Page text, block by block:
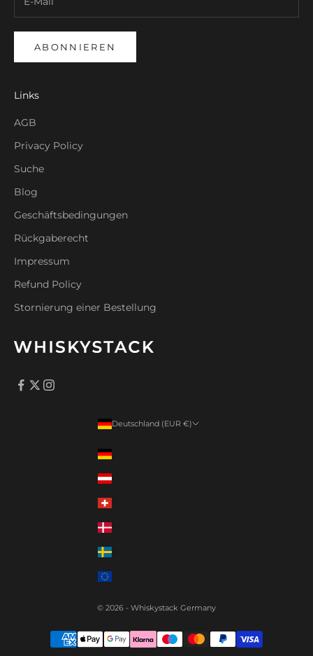
ABONNIEREN
Links
AGB
Privacy Policy
Suche
Blog
Geschäftsbedingungen
Rückgaberecht
Impressum
Refund Policy
Stornierung einer Bestellung
Deutschland (EUR €)
© 2026 - Whiskystack Germany